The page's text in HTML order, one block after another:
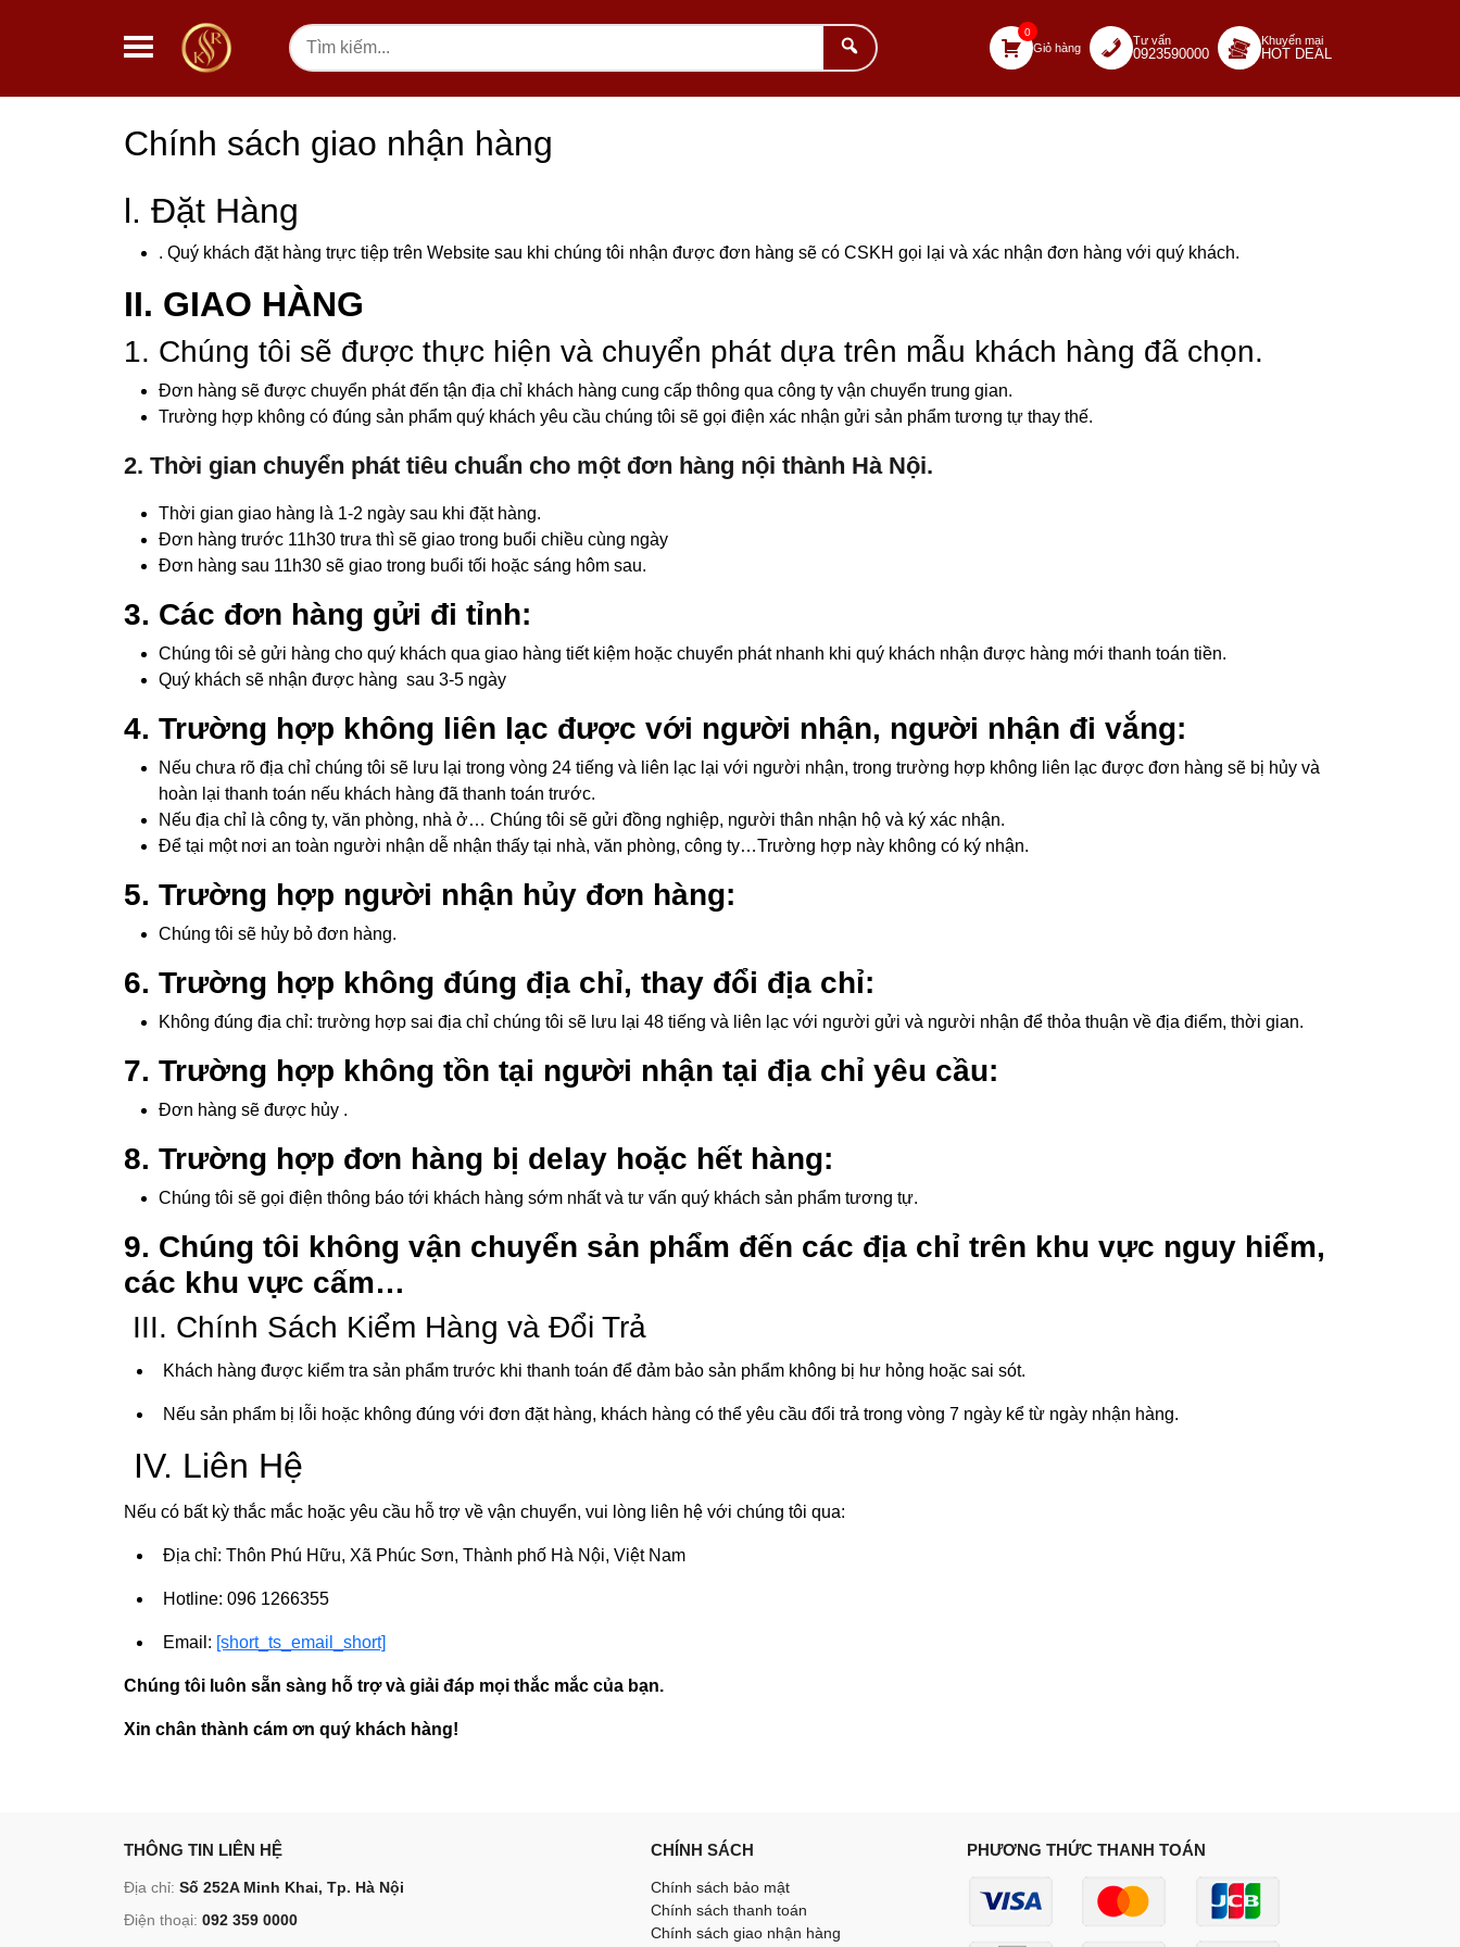
Tìm
0
Giỏ hàng
Tư vấn
0923590000
Khuyến mại
HOT DEAL
Chính sách giao nhận hàng
l. Đặt Hàng
. Quý khách đặt hàng trực tiệp trên Website sau khi chúng tôi nhận được đơn hàng sẽ có CSKH gọi lại và xác nhận đơn hàng với quý khách.
II. GIAO HÀNG
1. Chúng tôi sẽ được thực hiện và chuyển phát dựa trên mẫu khách hàng đã chọn.
Đơn hàng sẽ được chuyển phát đến tận địa chỉ khách hàng cung cấp thông qua công ty vận chuyển trung gian.
Trường hợp không có đúng sản phẩm quý khách yêu cầu chúng tôi sẽ gọi điện xác nhận gửi sản phẩm tương tự thay thế.
2. Thời gian chuyển phát tiêu chuẩn cho một đơn hàng nội thành Hà Nội.
Thời gian giao hàng là 1-2 ngày sau khi đặt hàng.
Đơn hàng trước 11h30 trưa thì sẽ giao trong buổi chiều cùng ngày
Đơn hàng sau 11h30 sẽ giao trong buổi tối hoặc sáng hôm sau.
3. Các đơn hàng gửi đi tỉnh:
Chúng tôi sẻ gửi hàng cho quý khách qua giao hàng tiết kiệm hoặc chuyển phát nhanh khi quý khách nhận được hàng mới thanh toán tiền.
Quý khách sẽ nhận được hàng sau 3-5 ngày
4. Trường hợp không liên lạc được với người nhận, người nhận đi vắng:
Nếu chưa rõ địa chỉ chúng tôi sẽ lưu lại trong vòng 24 tiếng và liên lạc lại với người nhận, trong trường hợp không liên lạc được đơn hàng sẽ bị hủy và
hoàn lại thanh toán nếu khách hàng đã thanh toán trước.
Nếu địa chỉ là công ty, văn phòng, nhà ở… Chúng tôi sẽ gửi đồng nghiệp, người thân nhận hộ và ký xác nhận.
Để tại một nơi an toàn người nhận dễ nhận thấy tại nhà, văn phòng, công ty…Trường hợp này không có ký nhận.
5. Trường hợp người nhận hủy đơn hàng:
Chúng tôi sẽ hủy bỏ đơn hàng.
6. Trường hợp không đúng địa chỉ, thay đổi địa chỉ:
Không đúng địa chỉ: trường hợp sai địa chỉ chúng tôi sẽ lưu lại 48 tiếng và liên lạc với người gửi và người nhận để thỏa thuận về địa điểm, thời gian.
7. Trường hợp không tồn tại người nhận tại địa chỉ yêu cầu:
Đơn hàng sẽ được hủy .
8. Trường hợp đơn hàng bị delay hoặc hết hàng:
Chúng tôi sẽ gọi điện thông báo tới khách hàng sớm nhất và tư vấn quý khách sản phẩm tương tự.
9. Chúng tôi không vận chuyển sản phẩm đến các địa chỉ trên khu vực nguy hiểm,
các khu vực cấm…
III. Chính Sách Kiểm Hàng và Đổi Trả
Khách hàng được kiểm tra sản phẩm trước khi thanh toán để đảm bảo sản phẩm không bị hư hỏng hoặc sai sót.
Nếu sản phẩm bị lỗi hoặc không đúng với đơn đặt hàng, khách hàng có thể yêu cầu đổi trả trong vòng 7 ngày kể từ ngày nhận hàng.
IV. Liên Hệ
Nếu có bất kỳ thắc mắc hoặc yêu cầu hỗ trợ về vận chuyển, vui lòng liên hệ với chúng tôi qua:
Địa chỉ: Thôn Phú Hữu, Xã Phúc Sơn, Thành phố Hà Nội, Việt Nam
Hotline: 096 1266355
Email: [short_ts_email_short]
Chúng tôi luôn sẵn sàng hỗ trợ và giải đáp mọi thắc mắc của bạn.
Xin chân thành cám ơn quý khách hàng!
THÔNG TIN LIÊN HỆ
Địa chỉ: Số 252A Minh Khai, Tp. Hà Nội
Điện thoại: 092 359 0000
CHÍNH SÁCH
Chính sách bảo mật
Chính sách thanh toán
Chính sách giao nhận hàng
PHƯƠNG THỨC THANH TOÁN